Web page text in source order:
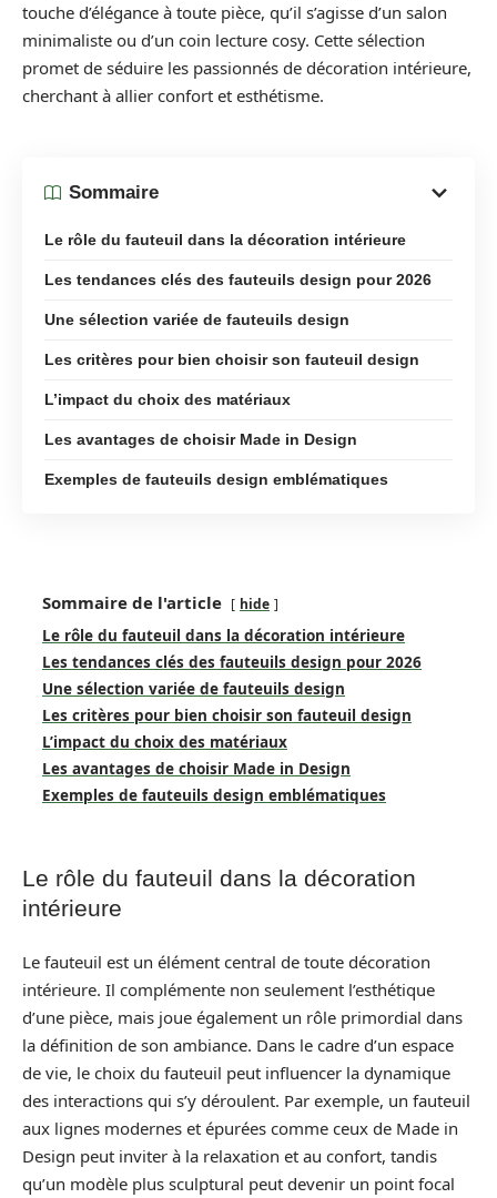
touche d’élégance à toute pièce, qu’il s’agisse d’un salon
minimaliste ou d’un coin lecture cosy. Cette sélection
promet de séduire les passionnés de décoration intérieure,
cherchant à allier confort et esthétisme.
Sommaire
Le rôle du fauteuil dans la décoration intérieure
Les tendances clés des fauteuils design pour 2026
Une sélection variée de fauteuils design
Les critères pour bien choisir son fauteuil design
L’impact du choix des matériaux
Les avantages de choisir Made in Design
Exemples de fauteuils design emblématiques
Sommaire de l'article hide
Le rôle du fauteuil dans la décoration intérieure
Les tendances clés des fauteuils design pour 2026
Une sélection variée de fauteuils design
Les critères pour bien choisir son fauteuil design
L’impact du choix des matériaux
Les avantages de choisir Made in Design
Exemples de fauteuils design emblématiques
Le rôle du fauteuil dans la décoration
intérieure
Le fauteuil est un élément central de toute décoration
intérieure. Il complémente non seulement l’esthétique
d’une pièce, mais joue également un rôle primordial dans
la définition de son ambiance. Dans le cadre d’un espace
de vie, le choix du fauteuil peut influencer la dynamique
des interactions qui s’y déroulent. Par exemple, un fauteuil
aux lignes modernes et épurées comme ceux de Made in
Design peut inviter à la relaxation et au confort, tandis
qu’un modèle plus sculptural peut devenir un point focal